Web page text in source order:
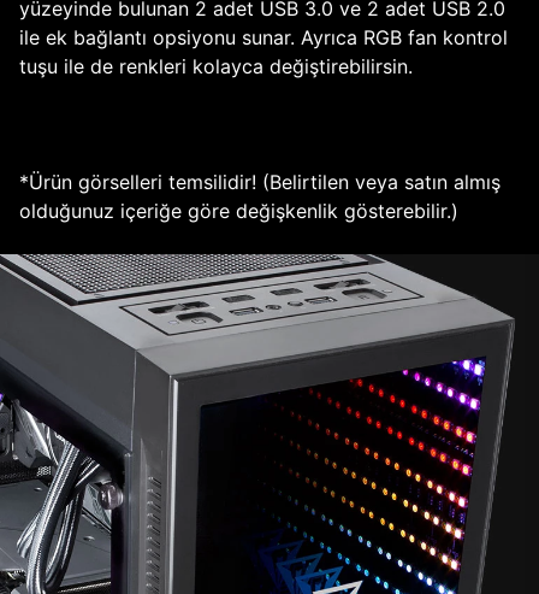
yüzeyinde bulunan 2 adet USB 3.0 ve 2 adet USB 2.0
ile ek bağlantı opsiyonu sunar. Ayrıca RGB fan kontrol
tuşu ile de renkleri kolayca değiştirebilirsin.
*Ürün görselleri temsilidir! (Belirtilen veya satın almış
olduğunuz içeriğe göre değişkenlik gösterebilir.)